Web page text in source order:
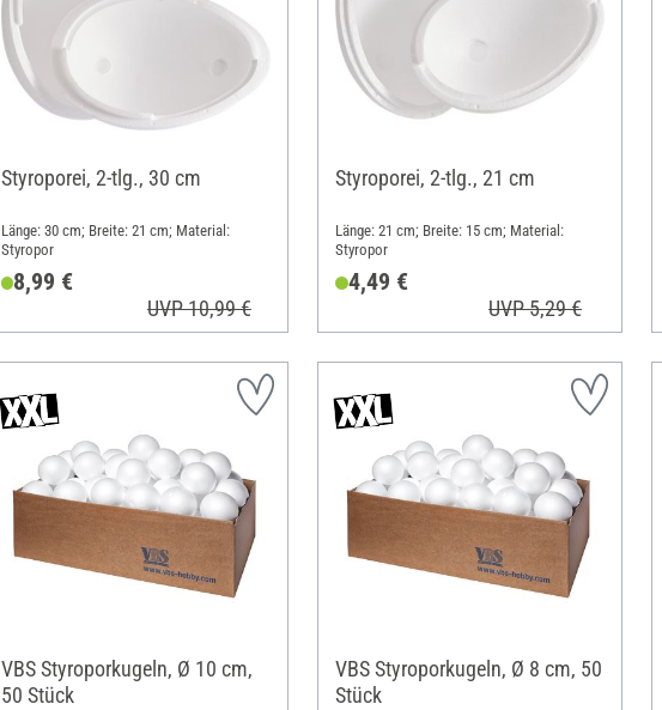
Styroporei, 2-tlg., 30 cm
Länge: 30 cm; Breite: 21 cm; Material:
Styropor
8,99 €
UVP 10,99 €
Styroporei, 2-tlg., 21 cm
Länge: 21 cm; Breite: 15 cm; Material:
Styropor
4,49 €
UVP 5,29 €
VBS Styroporkugeln, Ø 10 cm,
50 Stück
VBS Styroporkugeln, Ø 8 cm, 50
Stück